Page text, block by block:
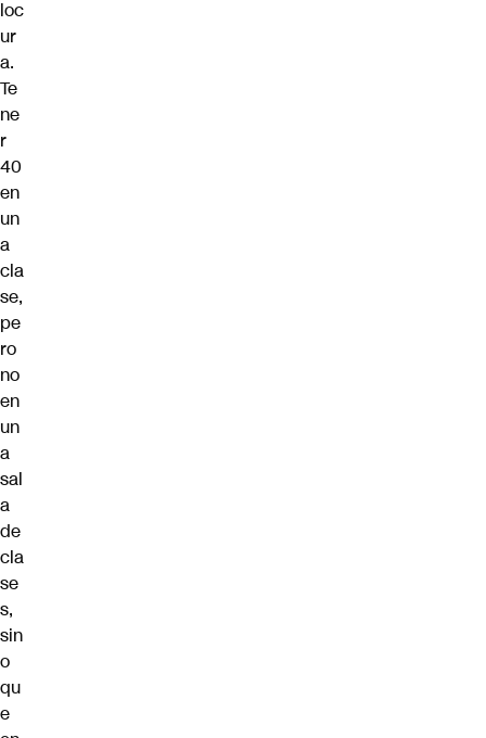
loc
ur
a.
Te
ne
r
40
en
un
a
cla
se,
pe
ro
no
en
un
a
sal
a
de
cla
se
s,
sin
o
qu
e